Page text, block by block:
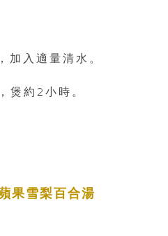
加入適量清水。
煲約2小時。
果雪梨百合湯